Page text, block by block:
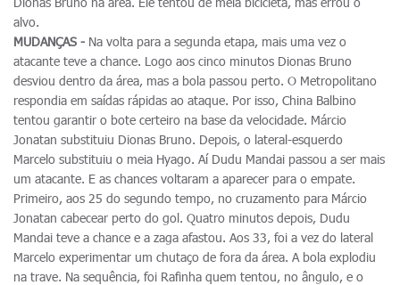
alvo.
MUDANÇAS - Na volta para a segunda etapa, mais uma vez o
atacante teve a chance. Logo aos cinco minutos Dionas Bruno
desviou dentro da área, mas a bola passou perto. O Metropolitano
respondia em saídas rápidas ao ataque. Por isso, China Balbino
tentou garantir o bote certeiro na base da velocidade. Márcio
Jonatan substituiu Dionas Bruno. Depois, o lateral-esquerdo
Marcelo substituiu o meia Hyago. Aí Dudu Mandai passou a ser mais
um atacante. E as chances voltaram a aparecer para o empate.
Primeiro, aos 25 do segundo tempo, no cruzamento para Márcio
Jonatan cabecear perto do gol. Quatro minutos depois, Dudu
Mandai teve a chance e a zaga afastou. Aos 33, foi a vez do lateral
Marcelo experimentar um chutaço de fora da área. A bola explodiu
na trave. Na sequência, foi Rafinha quem tentou, no ângulo, e o